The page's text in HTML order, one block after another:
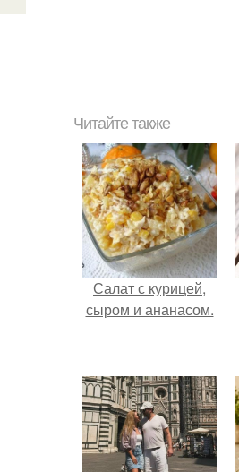
Читайте также
Салат с курицей,
сыром и ананасом.